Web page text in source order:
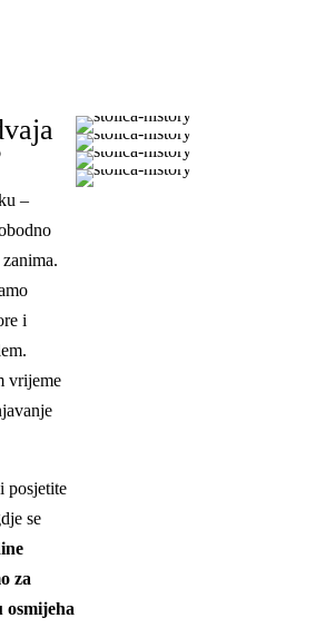
–
i
vrijeme
posjetite
se
za
osmijeha